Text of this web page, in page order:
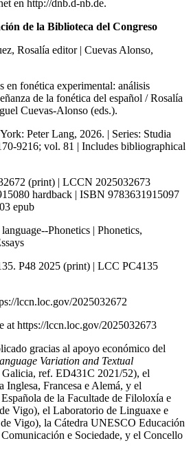
en http://dnb.d-nb.de.
de la Biblioteca del Congreso
Rosalía editor | Cuevas Alonso,
en fonética experimental: análisis
de la fonética del español / Rosalía
Cuevas-Alonso (eds.).
Peter Lang, 2026. | Series: Studia
9216; vol. 81 | Includes bibliographical
(print) | LCCN 2025032673
hardback | ISBN 9783631915097
epub
Phonetics | Phonetics,
P48 2025 (print) | LCC PC4135
lccn.loc.gov/2025032672
at https://lccn.loc.gov/2025032673
gracias al apoyo económico del
Variation and Textual
ref. ED431C 2021/52), el
Inglesa, Francesa e Alemá, y el
de la Facultade de Filoloxía e
Vigo), el Laboratorio de Linguaxe e
Vigo), la Cátedra UNESCO Educación
e Sociedade, y el Concello